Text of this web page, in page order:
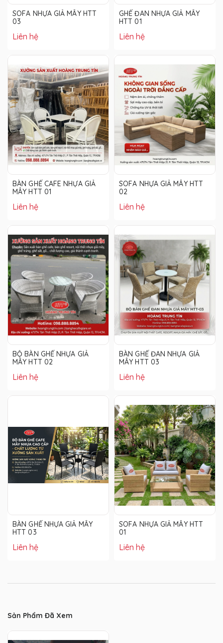
SOFA NHỰA GIẢ MÂY HTT
03
Liên hệ
GHẾ ĐAN NHỰA GIẢ MÂY
HTT 01
Liên hệ
BÀN GHẾ CAFE NHỰA GIẢ
MÂY HTT 01
Liên hệ
SOFA NHỰA GIẢ MÂY HTT
02
Liên hệ
BỘ BÀN GHẾ NHỰA GIẢ
MÂY HTT 02
Liên hệ
BÀN GHẾ ĐAN NHỰA GIẢ
MÂY HTT 03
Liên hệ
BÀN GHẾ NHỰA GIẢ MÂY
HTT 03
Liên hệ
SOFA NHỰA GIẢ MÂY HTT
01
Liên hệ
Sản Phẩm Đã Xem